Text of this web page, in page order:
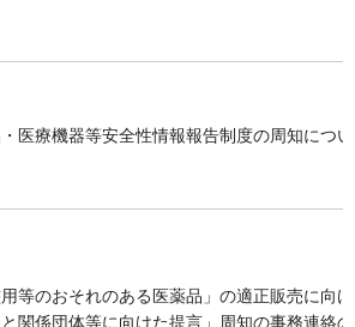
医療機器等安全性情報報告制度の周知につ
用等のおそれのある医薬品」の適正販売に向
関係団体等に向けた提言」周知の事務連絡